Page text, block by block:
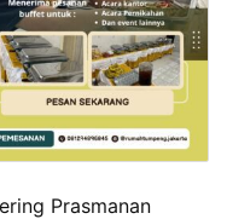
Prasmanan